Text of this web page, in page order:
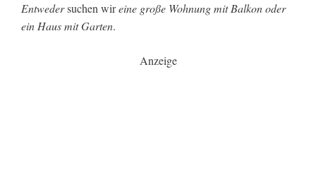
Entwedersuchen wireine große Wohnung mit Balkon oder
ein Haus mit Garten.
Anzeige